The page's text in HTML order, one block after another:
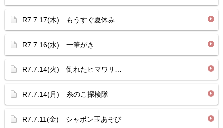
R7.7.17(木) もうすぐ夏休み
R7.7.16(水) 一筆がき
R7.7.14(火) 倒れたヒマワリ…
R7.7.14(月) 糸のこ探検隊
R7.7.11(金) シャボン玉あそび